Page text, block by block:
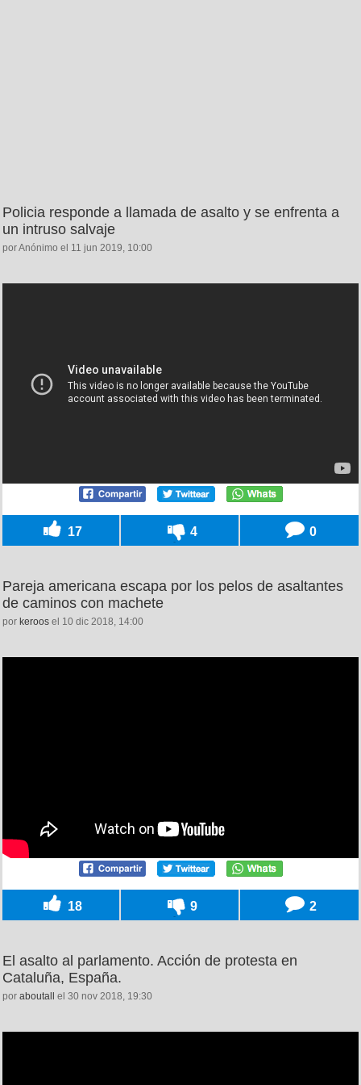
Policia responde a llamada de asalto y se enfrenta a
un intruso salvaje
por Anónimo el 11 jun 2019, 10:00
17 4 0
Pareja americana escapa por los pelos de asaltantes
de caminos con machete
por keroos el 10 dic 2018, 14:00
18 9 2
El asalto al parlamento. Acción de protesta en
Cataluña, España.
por aboutall el 30 nov 2018, 19:30